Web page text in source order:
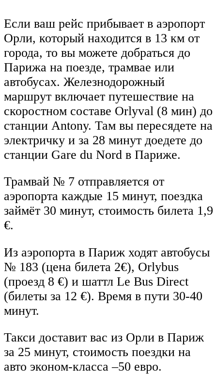
Если ваш рейс прибывает в аэропорт
Орли, который находится в 13 км от
города, то вы можете добраться до
Парижа на поезде, трамвае или
автобусах. Железнодорожный
маршрут включает путешествие на
скоростном составе Orlyval (8 мин) до
станции Antony. Там вы пересядете на
электричку и за 28 минут доедете до
станции Gare du Nord в Париже.
Трамвай № 7 отправляется от
аэропорта каждые 15 минут, поездка
займёт 30 минут, стоимость билета 1,9
€.
Из аэропорта в Париж ходят автобусы
№ 183 (цена билета 2€), Orlybus
(проезд 8 €) и шаттл Le Bus Direct
(билеты за 12 €). Время в пути 30-40
минут.
Такси доставит вас из Орли в Париж
за 25 минут, стоимость поездки на
авто эконом-класса –50 евро.